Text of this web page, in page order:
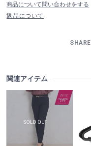
商品について問い合わせをする
返品について
SHARE
関連アイテム